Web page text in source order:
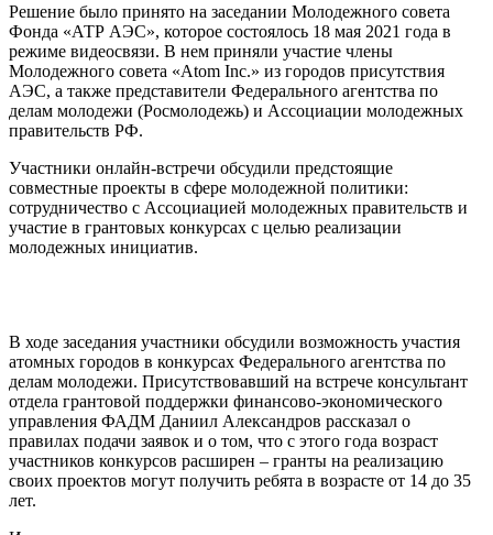
Решение было принято на заседании Молодежного совета
Фонда «АТР АЭС», которое состоялось 18 мая 2021 года в
режиме видеосвязи. В нем приняли участие члены
Молодежного совета «Atom Inc.» из городов присутствия
АЭС, а также представители Федерального агентства по
делам молодежи (Росмолодежь) и Ассоциации молодежных
правительств РФ.
Участники онлайн-встречи обсудили предстоящие
совместные проекты в сфере молодежной политики:
сотрудничество с Ассоциацией молодежных правительств и
участие в грантовых конкурсах с целью реализации
молодежных инициатив.
В ходе заседания участники обсудили возможность участия
атомных городов в конкурсах Федерального агентства по
делам молодежи. Присутствовавший на встрече консультант
отдела грантовой поддержки финансово-экономического
управления ФАДМ Даниил Александров рассказал о
правилах подачи заявок и о том, что с этого года возраст
участников конкурсов расширен – гранты на реализацию
своих проектов могут получить ребята в возрасте от 14 до 35
лет.